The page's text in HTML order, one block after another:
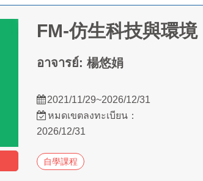
FM-仿生科技與環境
อาจารย์: 楊悠娟
2021/11/29~2026/12/31
หมดเขตลงทะเบียน：
2026/12/31
自學課程